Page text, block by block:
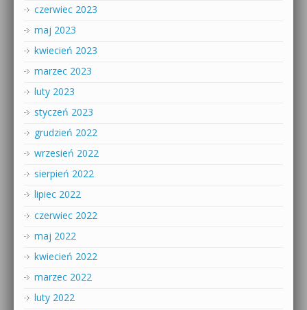
czerwiec 2023
maj 2023
kwiecień 2023
marzec 2023
luty 2023
styczeń 2023
grudzień 2022
wrzesień 2022
sierpień 2022
lipiec 2022
czerwiec 2022
maj 2022
kwiecień 2022
marzec 2022
luty 2022